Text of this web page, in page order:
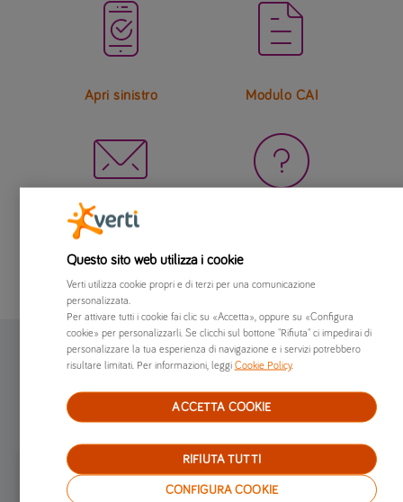

Contattaci


Apri sinistro

Modulo CAI
#VERTIBLOG
Questo sito web utilizza i cookie
Verti utilizza cookie propri e di terzi per una comunicazione
personalizzata.
Per attivare tutti i cookie fai clic su «Accetta», oppure su «Configura
cookie» per personalizzarli. Se clicchi sul bottone "Rifiuta" ci impedirai di
personalizzare la tua esperienza di navigazione e i servizi potrebbero
risultare limitati. Per informazioni, leggi Cookie Policy.
CONFIGURA COOKIE
RIFIUTA TUTTI
ACCETTA COOKIE